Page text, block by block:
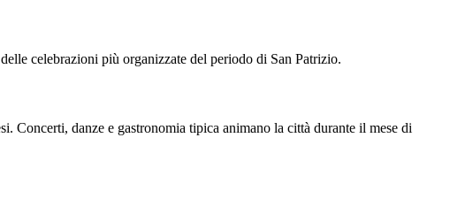
celebrazioni più organizzate del periodo di San Patrizio.
Concerti, danze e gastronomia tipica animano la città durante il mese di